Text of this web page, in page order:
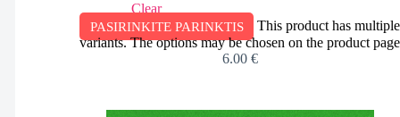
Clear
PASIRINKITE PARINKTIS
This product has multiple
variants. The options may be chosen on the product page
6.00 €